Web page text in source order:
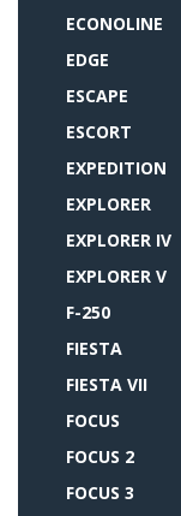
ECONOLINE
EDGE
ESCAPE
ESCORT
EXPEDITION
EXPLORER
EXPLORER IV
EXPLORER V
F-250
FIESTA
FIESTA VII
FOCUS
FOCUS 2
FOCUS 3